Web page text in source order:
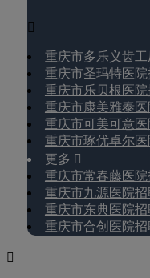

重庆市多乐义齿
重庆市圣玛特医
重庆市乐贝根医
重庆市康美雅泰
重庆市可美可意
重庆市琢优卓尔
更多 
重庆市常春藤医
重庆市九源医院招
重庆市东典医院招
重庆市合创医院招
